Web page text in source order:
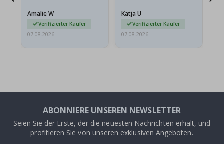
Amalie W
Verifizierter Käufer
07.08.2026
Katja U
Verifizierter Käufer
07.08.2026
ABONNIERE UNSEREN NEWSLETTER
Seien Sie der Erste, der die neuesten Nachrichten erhält, und
profitieren Sie von unseren exklusiven Angeboten.